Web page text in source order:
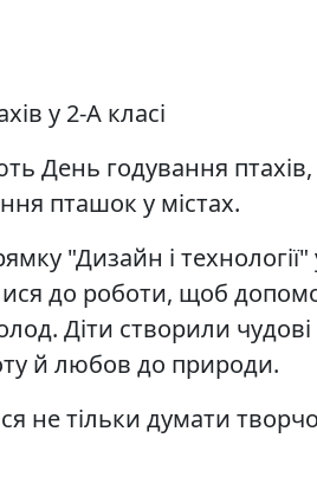
у 2-А класі
День годування
пташок у містах.
"Дизайн і
до роботи, щоб
Діти створили
й любов до природи.
не тільки думати